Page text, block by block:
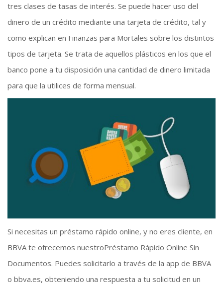
tres clases de tasas de interés. Se puede hacer uso del
dinero de un crédito mediante una tarjeta de crédito, tal y
como explican en Finanzas para Mortales sobre los distintos
tipos de tarjeta. Se trata de aquellos plásticos en los que el
banco pone a tu disposición una cantidad de dinero limitada
para que la utilices de forma mensual.
Si necesitas un préstamo rápido online, y no eres cliente, en
BBVA te ofrecemos nuestroPréstamo Rápido Online Sin
Documentos. Puedes solicitarlo a través de la app de BBVA
o bbva.es, obteniendo una respuesta a tu solicitud en un